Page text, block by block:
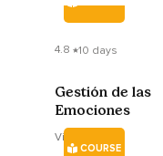
4.8 10 days
Gestión de las
Emociones
Vilmar Braga
COURSE